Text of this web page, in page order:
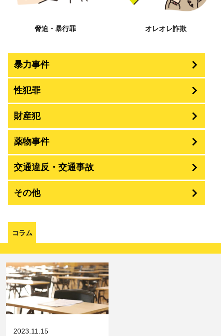
脅迫・暴行罪 オレオレ詐欺
暴力事件
逮捕・監禁
略取・誘拐・人身売買
性犯罪
盗撮・のぞき
強姦・準強姦
淫行・援助交際
公然わいせつ，わいせつ物頒布，淫
財産犯
恐喝
横領 背任
薬物事件
覚せい剤
麻薬及び向精神薬
危険ドラッグ
交通違反・交通事故
無免許運転
その他
放火・失火
犯罪収益移転防止法違反
コラム
2023.11.15